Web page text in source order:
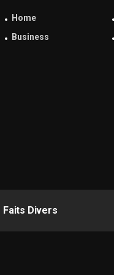
Home
Business
Faits Divers